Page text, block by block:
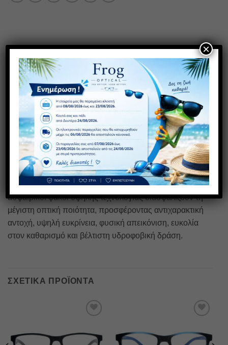
ΕΠΙΠΛΈΟΝ ΠΛΗΡΟΦΟΡΊΕΣ
ΑΞΙΟΛΟΓΉΣΕΙΣ (0)
Γυαλιά πρεσβυωπίας σε μπορντό χρώμα.Μοντέλο
unisex.Πιστοποίηση ΕΟΦ για τους φακούς. Τα γυαλιά
FROG OPTICAL αποτελούν την ιδανική επιλογή για
άνετο και ξεκούραστο διάβασμα. Το προηγμένο σύστημα
Flex, ενισχύει σημαντικά την ευκαμψία του βραχίονα και
την ανθεκτικότητα του σκελετού. Παράλληλα, οι
ασφαιρικοί φακοί υψηλής τεχνολογίας διασφαλίζουν τη
μέγιστη οπτική ποιότητα, προσφέροντας αντιχαρακτική
αντοχή, υψηλή ευκρίνεια, φυσική απεικόνιση, ευκολία
στον καθαρισμό και βέλτιστη υδροφοβική δράση.
ΣΧΕΤΙΚΆ ΠΡΟΪΌΝΤΑ
επιθυμιών
επιθυμιών
×